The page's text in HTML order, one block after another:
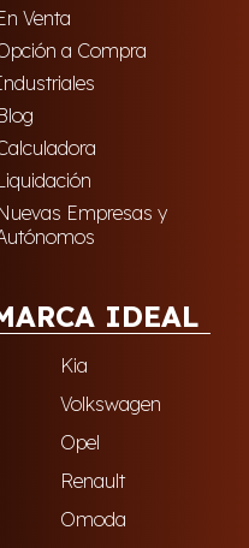
Venta
a Compra
Empresas y
IDEAL
Kia
Volkswagen
Opel
Renault
Omoda